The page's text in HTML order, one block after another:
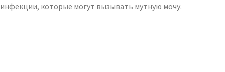
инфекции, которые могут вызывать мутную мочу.